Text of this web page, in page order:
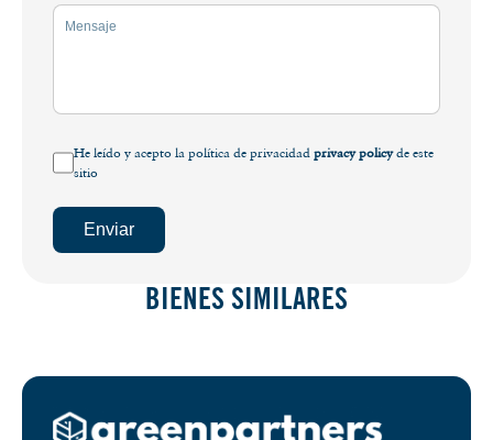
He leído y acepto la política de privacidad privacy policyde este
sitio
Enviar
BIENES SIMILARES